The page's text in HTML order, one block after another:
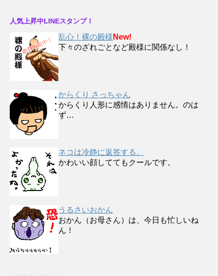
人気上昇中LINEスタンプ！
乱心！裸の殿様 New!
下々のざれごとなど殿様に関係なし！
からくり さっちゃん
からくり人形に感情はありません。のは
ず…
ネコは冷静に返答する。
かわいい顔しててもクールです。
うるさいおかん
おかん（お母さん）は、今日も忙しいね
ん！